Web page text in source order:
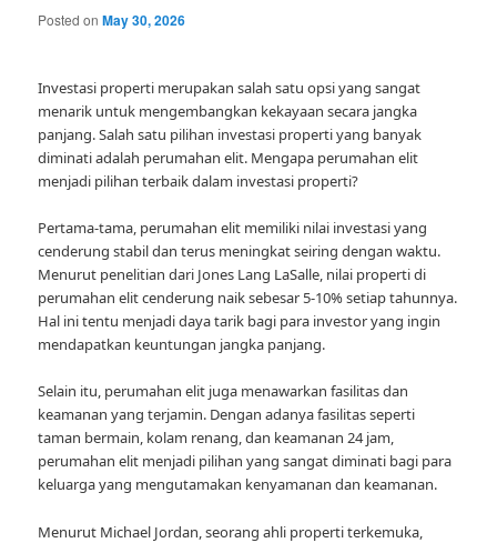
Posted onMay 30, 2026
Investasi properti merupakan salah satu opsi yang sangat
menarik untuk mengembangkan kekayaan secara jangka
panjang. Salah satu pilihan investasi properti yang banyak
diminati adalah perumahan elit. Mengapa perumahan elit
menjadi pilihan terbaik dalam investasi properti?
Pertama-tama, perumahan elit memiliki nilai investasi yang
cenderung stabil dan terus meningkat seiring dengan waktu.
Menurut penelitian dari Jones Lang LaSalle, nilai properti di
perumahan elit cenderung naik sebesar 5-10% setiap tahunnya.
Hal ini tentu menjadi daya tarik bagi para investor yang ingin
mendapatkan keuntungan jangka panjang.
Selain itu, perumahan elit juga menawarkan fasilitas dan
keamanan yang terjamin. Dengan adanya fasilitas seperti
taman bermain, kolam renang, dan keamanan 24 jam,
perumahan elit menjadi pilihan yang sangat diminati bagi para
keluarga yang mengutamakan kenyamanan dan keamanan.
Menurut Michael Jordan, seorang ahli properti terkemuka,